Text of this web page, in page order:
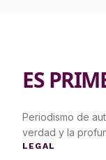
ES
Periodismo de
verdad y la
LEGAL